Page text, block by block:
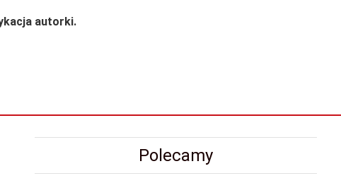
autorki.
Polecamy